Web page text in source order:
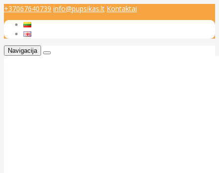
+37067640739 info@pupsikas.lt Kontaktai
Navigacija